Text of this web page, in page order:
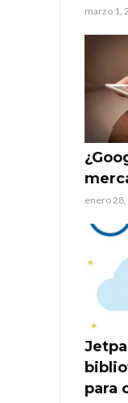
marzo 1,
enero 28,
para